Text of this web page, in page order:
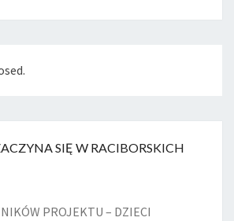
SIĘ W RACIBORSKICH
PROJEKTU – DZIECI